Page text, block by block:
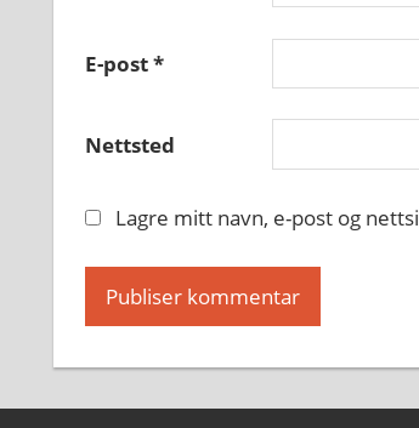
E-post*
Nettsted
Lagre mitt navn, e-post og